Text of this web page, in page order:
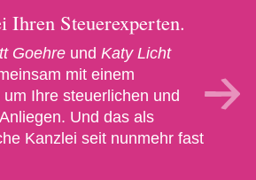
Steuerexperten.
Goehre und Katy Licht
mit einem
Ihre steuerlichen und
Und das als
Kanzlei seit nunmehr fast